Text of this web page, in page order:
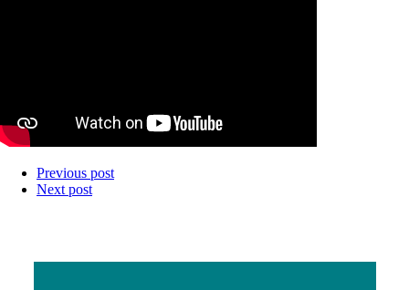
Previous post
Next post